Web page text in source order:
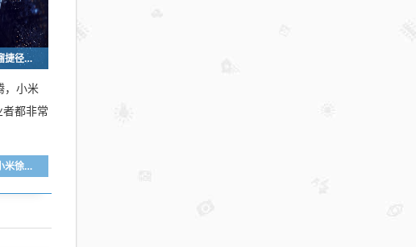
张一鸣：字节不走蒸馏捷径，愿为长远目标牺牲短期利益
被网友称不如王腾，小米徐洁云：当然，创业者都非常了不起